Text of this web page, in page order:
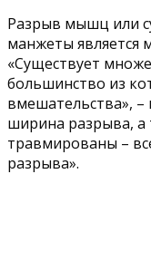
Разрыв мышц или
манжеты является
«Существует
большинство из
вмешательства», –
ширина разрыва,
травмированы –
разрыва».